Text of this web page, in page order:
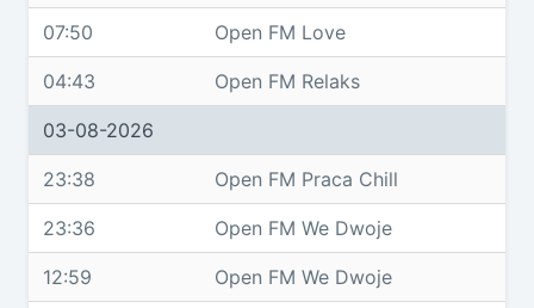
07:50 Open FM Love
04:43 Open FM Relaks
03-08-2026
23:38 Open FM Praca Chill
23:36 Open FM We Dwoje
12:59 Open FM We Dwoje